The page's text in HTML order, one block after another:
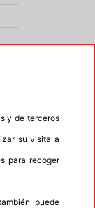
y de terceros
su visita a
para recoger
puede